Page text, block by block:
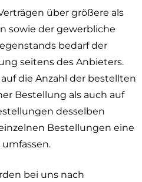
über größere als
sowie der gewerbliche
bedarf der
seitens des Anbieters.
die Anzahl der bestellten
Bestellung als auch auf
desselben
Bestellungen eine
bei uns nach